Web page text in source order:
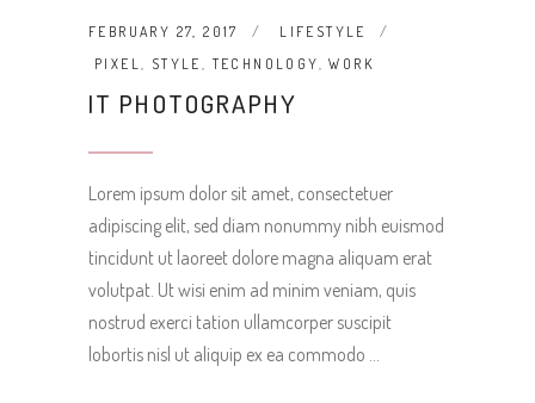
FEBRUARY 27, 2017
LIFESTYLE
PIXEL, STYLE , TECHNOLOGY,WORK
IT PHOTOGRAPHY
Lorem ipsum dolor sit amet, consectetuer
adipiscing elit, sed diam nonummy nibh euismod
tincidunt ut laoreet dolore magna aliquam erat
volutpat. Ut wisi enim ad minim veniam, quis
nostrud exerci tation ullamcorper suscipit
lobortis nisl ut aliquip ex ea commodo